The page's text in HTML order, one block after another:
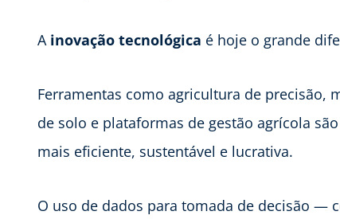
A inovação tecnológica é hoje o grande
Ferramentas como agricultura de precisão,
de solo e plataformas de gestão agrícola
mais eficiente, sustentável e lucrativa.
O uso de dados para tomada de decisão —